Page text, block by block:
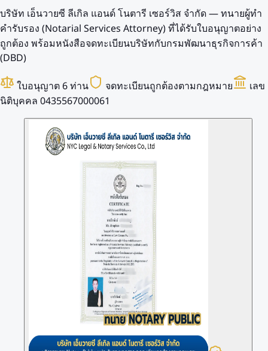
บริษัท เอ็นวายซี ลีเกิล แอนด์ โนตารี เซอร์วิส จำกัด — ทนายผู้ทำ
คำรับรอง (Notarial Services Attorney) ที่ได้รับใบอนุญาตอย่าง
ถูกต้อง พร้อมหนังสือจดทะเบียนบริษัทกับกรมพัฒนาธุรกิจการค้า
(DBD)
ใบอนุญาต 6 ท่าน
จดทะเบียนถูกต้องตามกฎหมาย
เลข
นิติบุคคล 0435567000061